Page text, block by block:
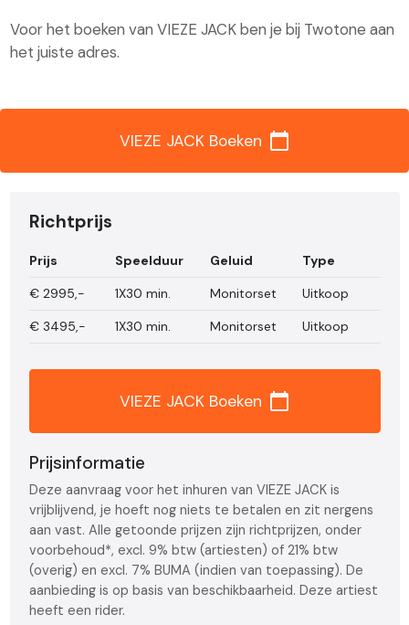
Voor het boeken van VIEZE JACK ben je bij Twotone aan
het juiste adres.
VIEZE JACK Boeken calendar_today
Richtprijs
Prijs Speelduur Geluid
Type
€ 2995,- 1X30 min. Monitorset
Uitkoop
€ 3495,- 1X30 min. Monitorset Uitkoop
VIEZE JACK Boeken calendar_today
Prijsinformatie
Deze aanvraag voor het inhuren van VIEZE JACK is
vrijblijvend, je hoeft nog niets te betalen en zit nergens
aan vast. Alle getoonde prijzen zijn richtprijzen, onder
voorbehoud*, excl. 9% btw (artiesten) of 21% btw
(overig) en excl. 7% BUMA (indien van toepassing). De
aanbieding is op basis van beschikbaarheid. Deze artiest
heeft een rider.